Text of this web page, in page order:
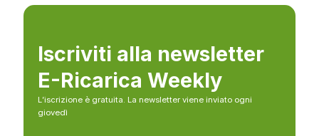
Iscriviti alla newsletter
E-Ricarica Weekly
L’iscrizione è gratuita. La newsletter viene inviato ogni
giovedì